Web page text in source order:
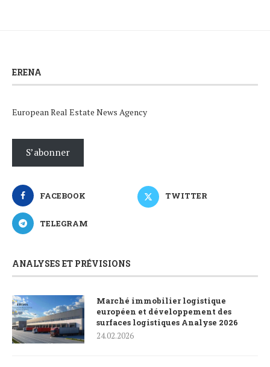
ERENA
European Real Estate News Agency
S’abonner
FACEBOOK TWITTER
TELEGRAM
ANALYSES ET PRÉVISIONS
Marché immobilier logistique
européen et développement des
surfaces logistiques Analyse 2026
24.02.2026